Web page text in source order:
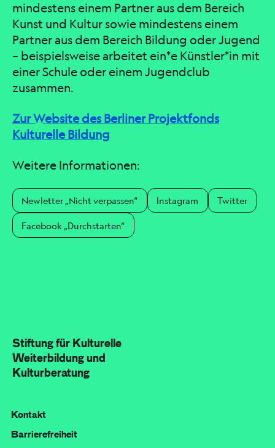
mindestens einem Partner aus dem Bereich
Kunst und Kultur sowie mindestens einem
Partner aus dem Bereich Bildung oder Jugend
– beispielsweise arbeitet ein*e Künstler*in mit
einer Schule oder einem Jugendclub
zusammen.
Zur Website des Berliner Projektfonds
Kulturelle Bildung
Weitere Informationen:
Newletter „Nicht verpassen“ Instagram Twitter
Facebook „Durchstarten“
Stiftung für Kulturelle
Weiterbildung und
Kulturberatung
Kontakt
Barrierefreiheit